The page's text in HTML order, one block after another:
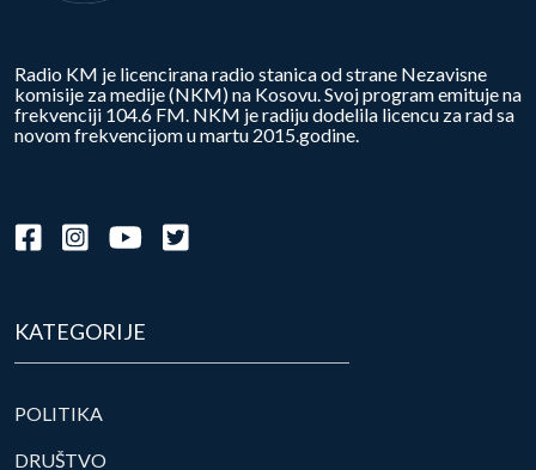
Radio KM je licencirana radio stanica od strane Nezavisne
komisije za medije (NKM) na Kosovu. Svoj program emituje na
frekvenciji 104.6 FM. NKM je radiju dodelila licencu za rad sa
novom frekvencijom u martu 2015.godine.
KATEGORIJE
POLITIKA
DRUŠTVO